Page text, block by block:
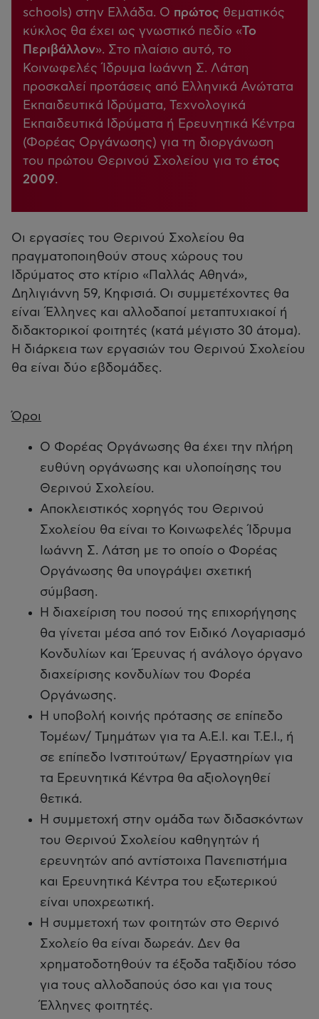
schools) στην Ελλάδα. Ο πρώτος θεματικός
κύκλος θα έχει ως γνωστικό πεδίο «Το
Περιβάλλον». Στο πλαίσιο αυτό, το
Κοινωφελές Ίδρυμα Ιωάννη Σ. Λάτση
προσκαλεί προτάσεις από Ελληνικά Ανώτατα
Εκπαιδευτικά Ιδρύματα, Τεχνολογικά
Εκπαιδευτικά Ιδρύματα ή Ερευνητικά Κέντρα
(Φορέας Οργάνωσης) για τη διοργάνωση
του πρώτου Θερινού Σχολείου για το έτος
2009.
Οι εργασίες του Θερινού Σχολείου θα
πραγματοποιηθούν στους χώρους του
Ιδρύματος στο κτίριο «Παλλάς Αθηνά»,
Δηλιγιάννη 59, Κηφισιά. Οι συμμετέχοντες θα
είναι Έλληνες και αλλοδαποί μεταπτυχιακοί ή
διδακτορικοί φοιτητές (κατά μέγιστο 30 άτομα).
Η διάρκεια των εργασιών του Θερινού Σχολείου
θα είναι δύο εβδομάδες.
Όροι
Ο Φορέας Οργάνωσης θα έχει την πλήρη
ευθύνη οργάνωσης και υλοποίησης του
Θερινού Σχολείου.
Αποκλειστικός χορηγός του Θερινού
Σχολείου θα είναι το Κοινωφελές Ίδρυμα
Ιωάννη Σ. Λάτση με το οποίο ο Φορέας
Οργάνωσης θα υπογράψει σχετική
σύμβαση.
H διαχείριση του ποσού της επιχορήγησης
θα γίνεται μέσα από τον Ειδικό Λογαριασμό
Κονδυλίων και Έρευνας ή ανάλογο όργανο
διαχείρισης κονδυλίων του Φορέα
Οργάνωσης.
Η υποβολή κοινής πρότασης σε επίπεδο
Τομέων/ Τμημάτων για τα Α.Ε.Ι. και Τ.Ε.Ι., ή
σε επίπεδο Ινστιτούτων/ Εργαστηρίων για
τα Ερευνητικά Κέντρα θα αξιολογηθεί
θετικά.
Η συμμετοχή στην ομάδα των διδασκόντων
του Θερινού Σχολείου καθηγητών ή
ερευνητών από αντίστοιχα Πανεπιστήμια
και Ερευνητικά Κέντρα του εξωτερικού
είναι υποχρεωτική.
Η συμμετοχή των φοιτητών στο Θερινό
Σχολείο θα είναι δωρεάν. Δεν θα
χρηματοδοτηθούν τα έξοδα ταξιδίου τόσο
για τους αλλοδαπούς όσο και για τους
Έλληνες φοιτητές.